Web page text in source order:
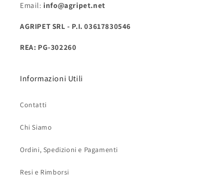
Email: info@agripet.net
AGRIPET SRL - P.I. 03617830546
REA: PG-302260
Informazioni Utili
Contatti
Chi Siamo
Ordini, Spedizioni e Pagamenti
Resi e Rimborsi